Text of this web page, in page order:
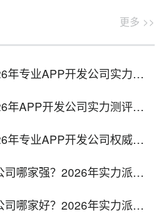
更多 >>
APP开发公司实力测评排行榜单揭秘
发公司实力测评报告深度起底行业标杆
专业APP开发公司权威推荐
强？2026年实力派开发公司推荐
好？2026年实力派开发公司推荐